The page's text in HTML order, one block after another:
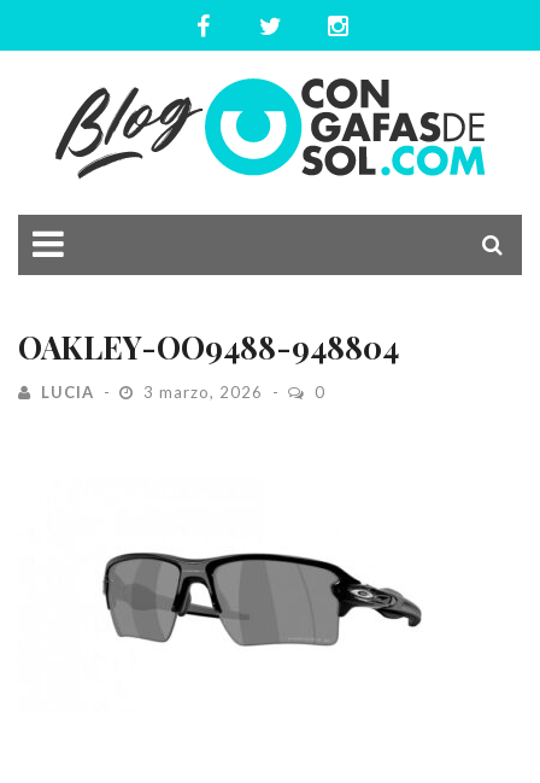
OAKLEY-OO9488-948804
LUCIA 3 marzo, 2026 0